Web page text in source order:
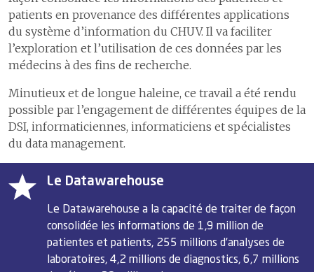
patients en provenance des différentes applications
du système d’information du CHUV. Il va faciliter
l’exploration et l’utilisation de ces données par les
médecins à des fins de recherche.
Minutieux et de longue haleine, ce travail a été rendu
possible par l’engagement de différentes équipes de la
DSI, informaticiennes, informaticiens et spécialistes
du data management.
Le Datawarehouse
Le Datawarehouse a la capacité de traiter de façon
consolidée les informations de 1,9 million de
patientes et patients, 255 millions d’analyses de
laboratoires, 4,2 millions de diagnostics, 6,7 millions